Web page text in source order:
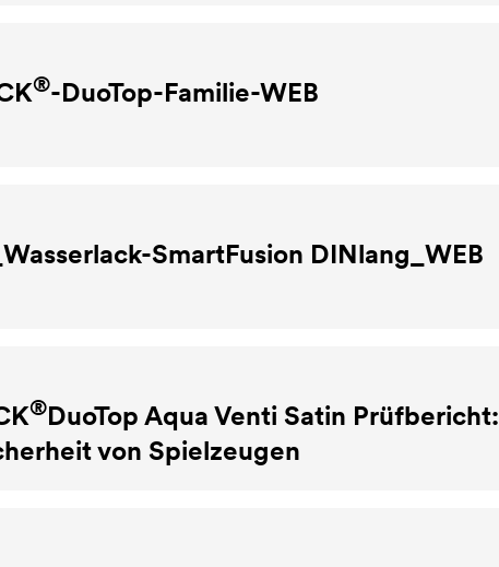
®-DuoTop-Familie-WEB
SmartFusion DINlang_WEB
®DuoTop Aqua Venti Satin Prüfbericht:
von Spielzeugen